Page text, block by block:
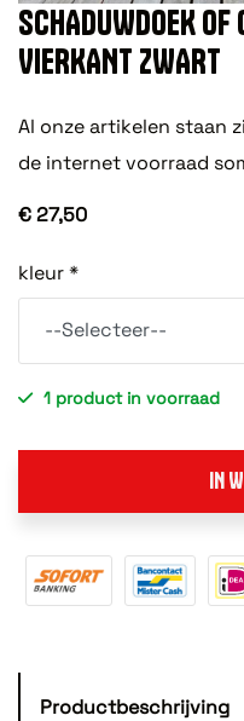
SCHADUWDOEK
VIERKANT ZWART
Al onze artikelen staan
de internet voorraad
€ 27,50
kleur *
1 product in voorraad
IN
Productbeschrijving